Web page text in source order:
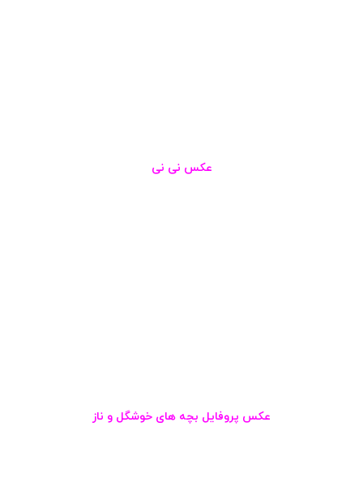
عکس نی نی
عکس پروفایل بچه های خوشگل و ناز